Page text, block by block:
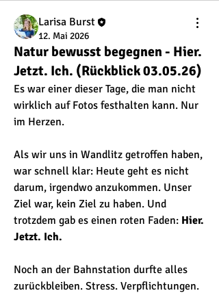
Larisa Burst
12. Mai 2026
Natur bewusst begegnen - Hier.
Jetzt. Ich. (Rückblick 03.05.26)
Es war einer dieser Tage, die man nicht
wirklich auf Fotos festhalten kann. Nur
im Herzen.
Als wir uns in Wandlitz getroffen haben,
war schnell klar: Heute geht es nicht
darum, irgendwo anzukommen. Unser
Ziel war, kein Ziel zu haben. Und
trotzdem gab es einen roten Faden: Hier.
Jetzt. Ich.
Noch an der Bahnstation durfte alles
zurückbleiben. Stress. Verpflichtungen.